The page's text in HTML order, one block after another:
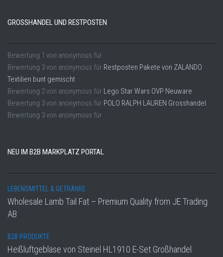
GROSSHANDEL UND RESTPOSTEN
Bewertung 1 von anonymous für
Bewertung 3von anonymous für Restposten Pakete von ZALANDO
Textilien bunt gemischt
Bewertung 2von anonymous für Lego Star Wars OVP Neuware
Bewertung 3von anonymous für POLO RALPH LAUREN Grosshandel
Bewertung 3von anonymous für
NEU IM B2B MARKPLATZ PORTAL
LEBENSMITTEL & GETRÄNKE
Wholesale Lamb Tail Fat – Premium Quality from JE Trading
AB
B2B PRODUKTE
Heißluftgebläse von Steinel HL1910 E-Set Großhandel